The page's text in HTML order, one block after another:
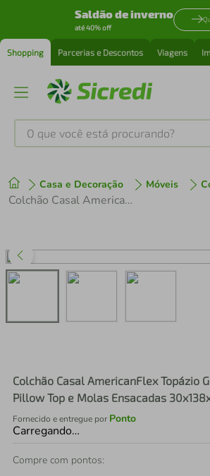
Saldão de inverno
até 40% off
Shopping Parcerias e Descontos Viagens
O que você está procurando?
Casa e Decoração Móveis
Colchão Casal AmericanFlex Topázio Gel com Pillow Top e Molas Ensacadas 30x138x188 cm
Colchão Casal AmericanFlex Topázio
Pillow Top e Molas Ensacadas
Fornecido e entregue por Ponto
Carregando…
Compre com pontos:
1º tenis
perfume